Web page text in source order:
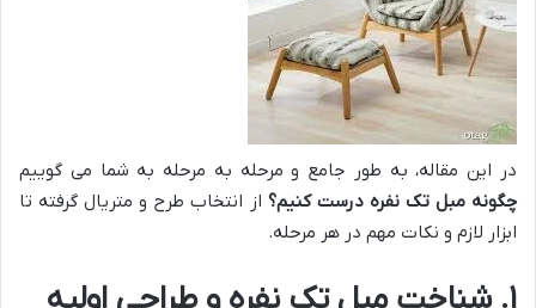
در این مقاله، به طور جامع و مرحله به مرحله به شما می گوییم
چگونه مبل تک نفره درست کنیم؟ از انتخاب طرح و متریال گرفته تا
ابزار لازم و نکات مهم در هر مرحله.